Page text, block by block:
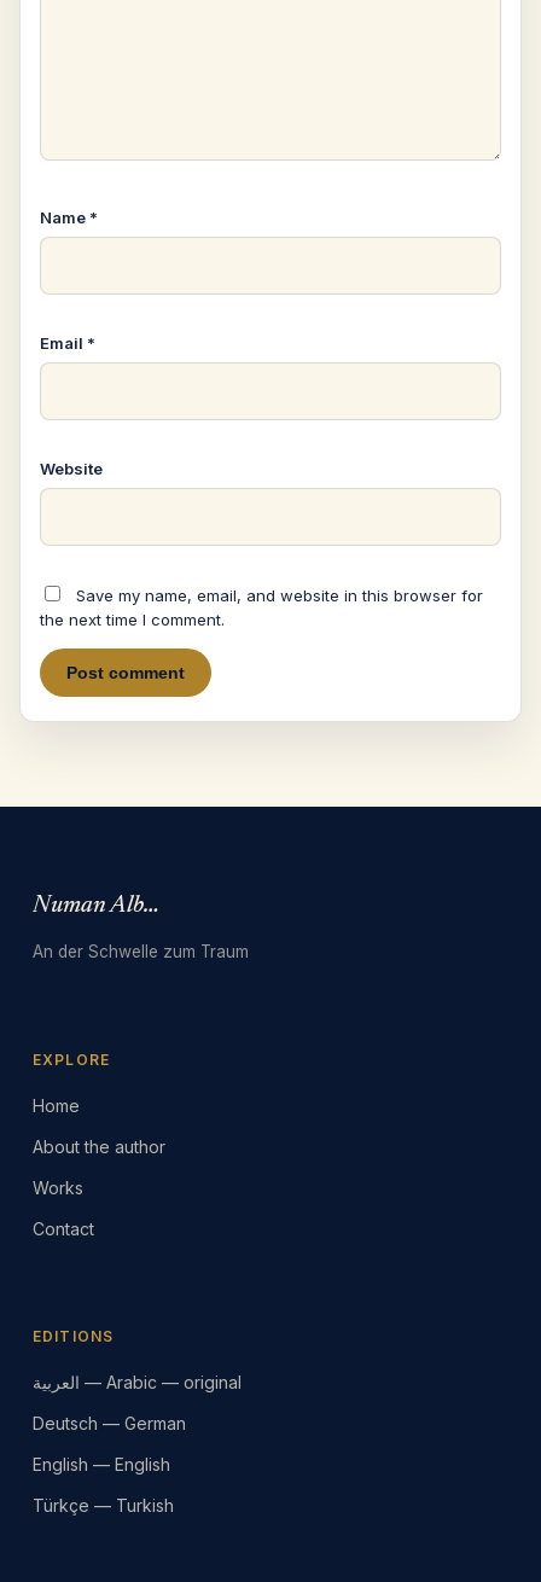
Name *
Email *
Website
Save my name, email, and website in this browser for
the next time I comment.
Numan Albarbari
An der Schwelle zum Traum
EXPLORE
Home
About the author
Works
Contact
EDITIONS
العربية — Arabic — original
Deutsch — German
English — English
Türkçe — Turkish